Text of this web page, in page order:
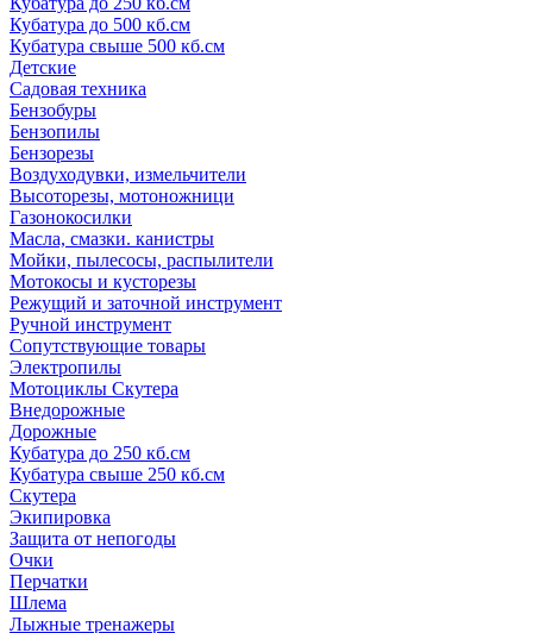
Кубатура до 500 кб.см
Кубатура свыше 500 кб.см
Детские
Садовая техника
Бензобуры
Бензопилы
Бензорезы
Воздуходувки, измельчители
Высоторезы, мотоножници
Газонокосилки
Масла, смазки. канистры
Мойки, пылесосы, распылители
Мотокосы и кусторезы
Режущий и заточной инструмент
Ручной инструмент
Сопутствующие товары
Электропилы
Мотоциклы Скутера
Внедорожные
Дорожные
Кубатура до 250 кб.см
Кубатура свыше 250 кб.см
Скутера
Экипировка
Защита от непогоды
Очки
Перчатки
Шлема
Лыжные тренажеры